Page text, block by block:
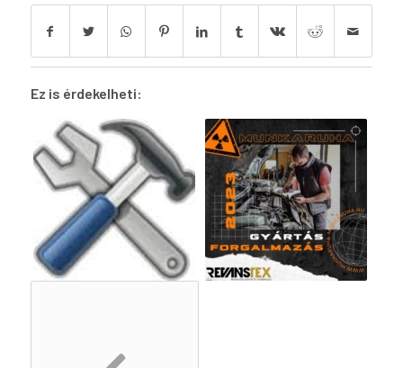
Ez is érdekelheti: